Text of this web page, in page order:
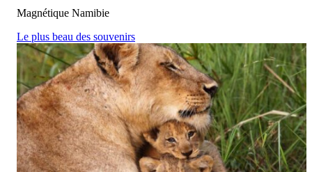
Magnétique Namibie
Le plus beau des souvenirs